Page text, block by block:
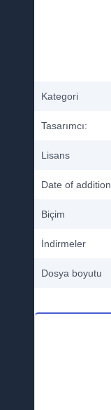
Kategori
Tasarımcı:
Lisans
Date of addition
Biçim
İndirmeler
Dosya boyutu